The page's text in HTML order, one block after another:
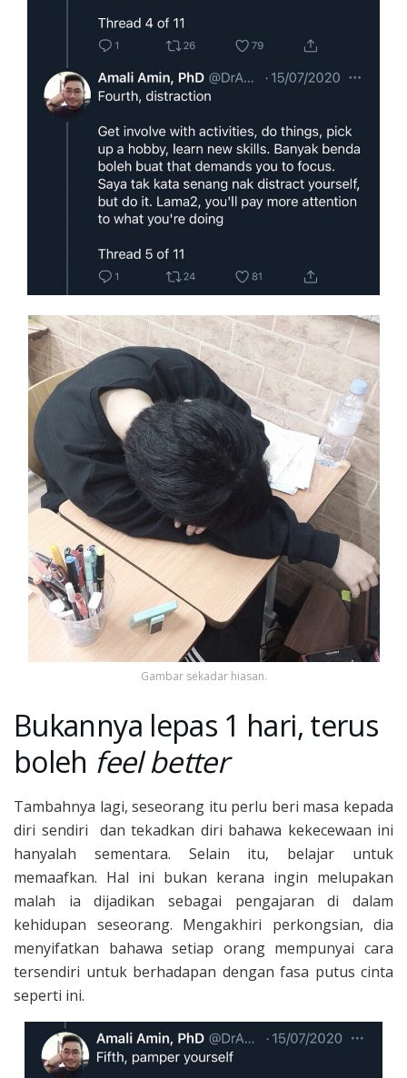
Gambar sekadar hiasan.
Bukannya lepas 1 hari, terus
boleh feel better
Tambahnya lagi, seseorang itu perlu beri masa kepada
diri sendiri dan tekadkan diri bahawa kekecewaan ini
hanyalah sementara. Selain itu, belajar untuk
memaafkan. Hal ini bukan kerana ingin melupakan
malah ia dijadikan sebagai pengajaran di dalam
kehidupan seseorang. Mengakhiri perkongsian, dia
menyifatkan bahawa setiap orang mempunyai cara
tersendiri untuk berhadapan dengan fasa putus cinta
seperti ini.